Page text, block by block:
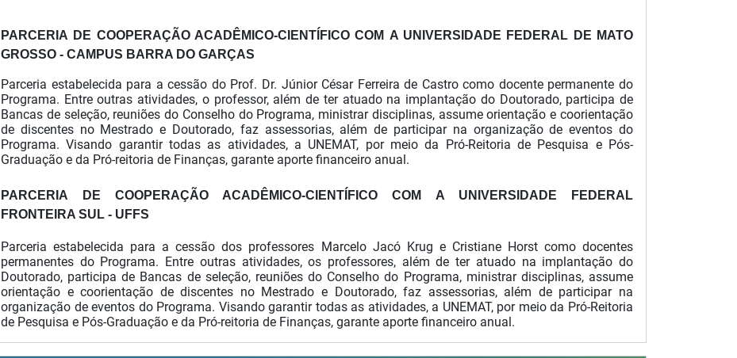
PARCERIA DE COOPERAÇÃO ACADÊMICO-CIENTÍFICO COM A UNIVERSIDADE FEDERAL DE MATO
GROSSO - CAMPUS BARRA DO GARÇAS
Parceria estabelecida para a cessão do Prof. Dr. Júnior César Ferreira de Castro como docente permanente do
Programa. Entre outras atividades, o professor, além de ter atuado na implantação do Doutorado, participa de
Bancas de seleção, reuniões do Conselho do Programa, ministrar disciplinas, assume orientação e coorientação
de discentes no Mestrado e Doutorado, faz assessorias, além de participar na organização de eventos do
Programa. Visando garantir todas as atividades, a UNEMAT, por meio da Pró-Reitoria de Pesquisa e Pós-
Graduação e da Pró-reitoria de Finanças, garante aporte financeiro anual.
PARCERIA DE COOPERAÇÃO ACADÊMICO-CIENTÍFICO COM
A UNIVERSIDADE FEDERAL
FRONTEIRA SUL - UFFS
Parceria estabelecida para a cessão dos professores Marcelo Jacó Krug e Cristiane Horst como docentes
permanentes do Programa. Entre outras atividades, os professores, além de ter atuado na implantação do
Doutorado, participa de Bancas de seleção, reuniões do Conselho do Programa, ministrar disciplinas, assume
orientação e coorientação de discentes no Mestrado e Doutorado, faz assessorias, além de participar na
organização de eventos do Programa. Visando garantir todas as atividades, a UNEMAT, por meio da Pró-Reitoria
de Pesquisa e Pós-Graduação e da Pró-reitoria de Finanças, garante aporte financeiro anual.